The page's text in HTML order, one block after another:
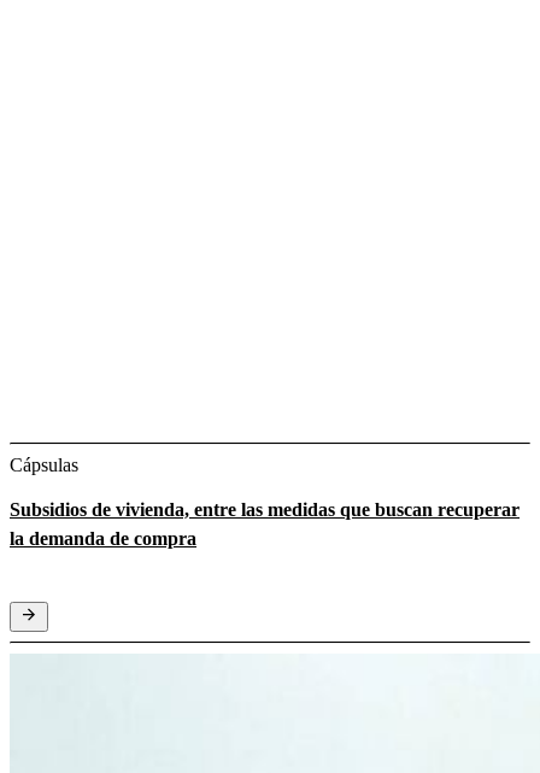
Cápsulas
Subsidios de vivienda, entre las medidas que buscan recuperar
la demanda de compra